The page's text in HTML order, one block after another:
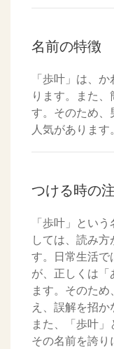
名前の特徴
「歩叶」は、
ります。また
す。そのため、
人気があります。
つける時の
「歩叶」とい
しては、読み
す。日常生活で
が、正しくは
ます。そのた
え、誤解を招か
また、「歩叶
その名前を誇